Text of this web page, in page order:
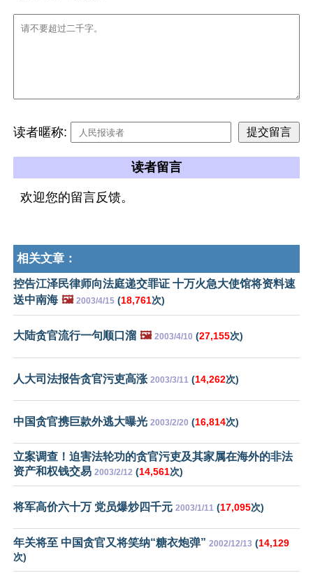
读者暱称:
读者留言
欢迎您的留言反馈。
相关文章：
控告江泽民律师向法庭递交罪证 十万火急大使馆将资料速
送中南海 🖼️ 2003/4/15 (18,761次)
大陆贪官流行一句顺口溜 🖼️ 2003/4/10 (27,155次)
人大司法报告贪官污吏高涨 2003/3/11 (14,262次)
中国贪官携巨款外逃大曝光 2003/2/20 (16,814次)
立案调查！迫害法轮功的贪官污吏及其家属在海外的非法
资产和权钱交易 2003/2/12 (14,561次)
将军高价六十万 党员爆炒四千元 2003/1/11 (17,095次)
年关将至 中国贪官又将笑纳“糖衣炮弹” 2002/12/13 (14,129
次)